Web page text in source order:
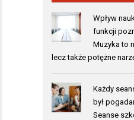
Wpływ
funkcji
Muzyka to
lecz także potężne
Każdy
był
Seanse